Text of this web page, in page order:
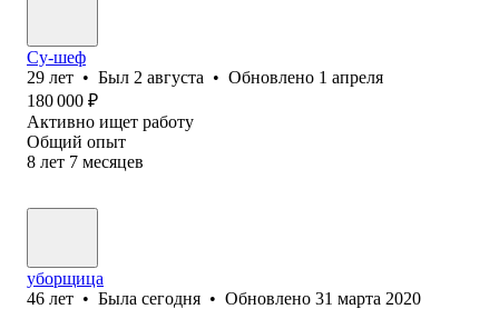
Су-шеф
29 лет • Был 2 августа • Обновлено 1 апреля
180 000 ₽
Активно ищет работу
Общий опыт
8 лет 7 месяцев
уборщица
46 лет • Была сегодня • Обновлено 31 марта 2020